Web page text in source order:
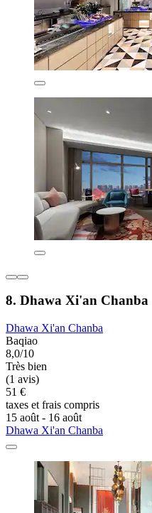
8. Dhawa Xi'an Chanba
Dhawa Xi'an Chanba
Baqiao
8,0/10
Très bien
(1 avis)
51 €
taxes et frais compris
15 août - 16 août
Dhawa Xi'an Chanba